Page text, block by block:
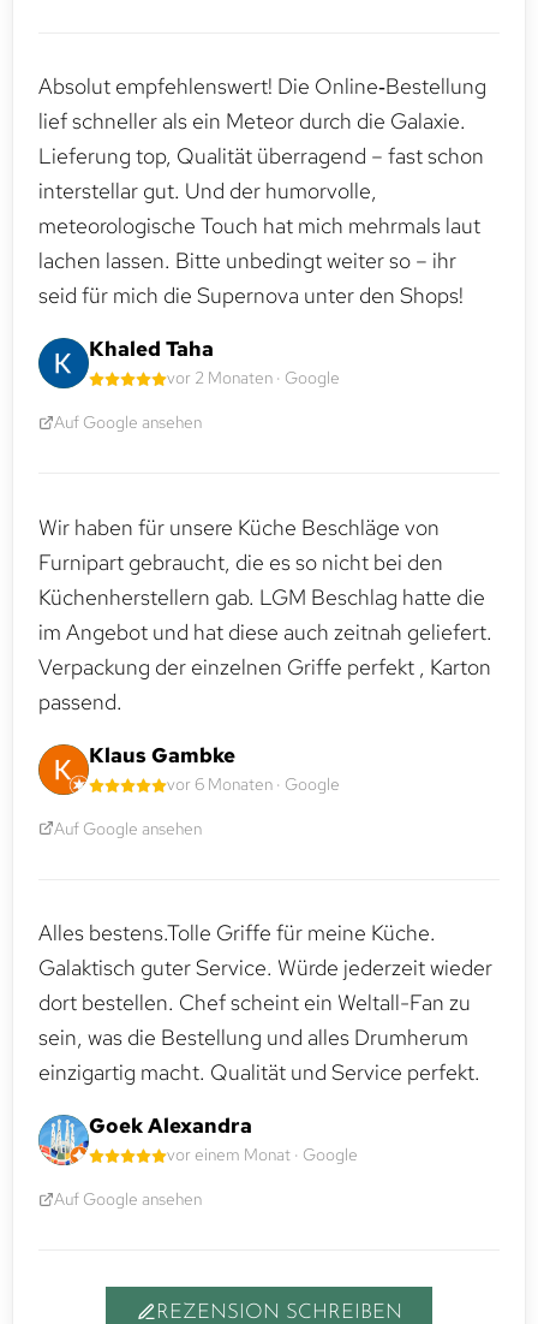
Absolut empfehlenswert! Die Online‑Bestellung
lief schneller als ein Meteor durch die Galaxie.
Lieferung top, Qualität überragend – fast schon
interstellar gut. Und der humorvolle,
meteorologische Touch hat mich mehrmals laut
lachen lassen. Bitte unbedingt weiter so – ihr
seid für mich die Supernova unter den Shops!
Khaled Taha
vor 2 Monaten · Google
Auf Google ansehen
Wir haben für unsere Küche Beschläge von
Furnipart gebraucht, die es so nicht bei den
Küchenherstellern gab. LGM Beschlag hatte die
im Angebot und hat diese auch zeitnah geliefert.
Verpackung der einzelnen Griffe perfekt , Karton
passend.
Klaus Gambke
vor 6 Monaten · Google
Auf Google ansehen
Alles bestens.Tolle Griffe für meine Küche.
Galaktisch guter Service. Würde jederzeit wieder
dort bestellen. Chef scheint ein Weltall-Fan zu
sein, was die Bestellung und alles Drumherum
einzigartig macht. Qualität und Service perfekt.
Goek Alexandra
vor einem Monat · Google
Auf Google ansehen
REZENSION SCHREIBEN